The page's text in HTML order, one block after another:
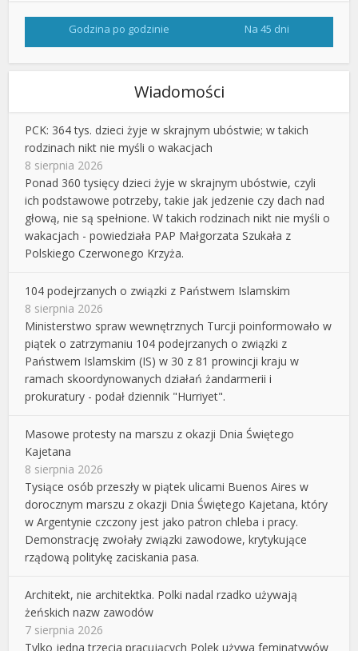
Godzina po godzinie Na 45 dni
Wiadomości
PCK: 364 tys. dzieci żyje w skrajnym ubóstwie; w takich
rodzinach nikt nie myśli o wakacjach
8 sierpnia 2026
Ponad 360 tysięcy dzieci żyje w skrajnym ubóstwie, czyli
ich podstawowe potrzeby, takie jak jedzenie czy dach nad
głową, nie są spełnione. W takich rodzinach nikt nie myśli o
wakacjach - powiedziała PAP Małgorzata Szukała z
Polskiego Czerwonego Krzyża.
104 podejrzanych o związki z Państwem Islamskim
8 sierpnia 2026
Ministerstwo spraw wewnętrznych Turcji poinformowało w
piątek o zatrzymaniu 104 podejrzanych o związki z
Państwem Islamskim (IS) w 30 z 81 prowincji kraju w
ramach skoordynowanych działań żandarmerii i
prokuratury - podał dziennik "Hurriyet".
Masowe protesty na marszu z okazji Dnia Świętego
Kajetana
8 sierpnia 2026
Tysiące osób przeszły w piątek ulicami Buenos Aires w
dorocznym marszu z okazji Dnia Świętego Kajetana, który
w Argentynie czczony jest jako patron chleba i pracy.
Demonstrację zwołały związki zawodowe, krytykujące
rządową politykę zaciskania pasa.
Architekt, nie architektka. Polki nadal rzadko używają
żeńskich nazw zawodów
7 sierpnia 2026
Tylko jedna trzecia pracujących Polek używa feminatywów